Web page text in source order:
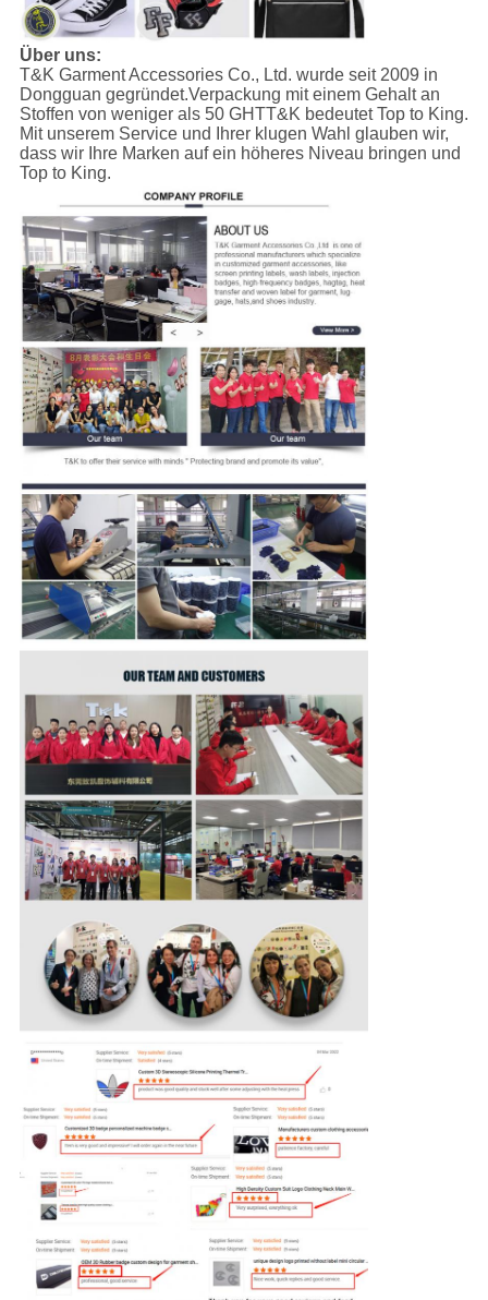
Über uns:
T&K Garment Accessories Co., Ltd. wurde seit 2009 in
Dongguan gegründet.Verpackung mit einem Gehalt an
Stoffen von weniger als 50 GHTT&K bedeutet Top to King.
Mit unserem Service und Ihrer klugen Wahl glauben wir,
dass wir Ihre Marken auf ein höheres Niveau bringen und
Top to King.